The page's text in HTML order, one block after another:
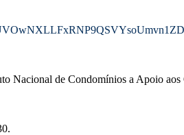
Nacional de Condomínios a Apoio aos